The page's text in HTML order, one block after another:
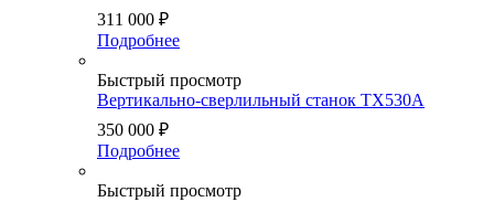
311 000 ₽
Подробнее
Быстрый просмотр
Вертикально-сверлильный станок TX530A
350 000 ₽
Подробнее
Быстрый просмотр